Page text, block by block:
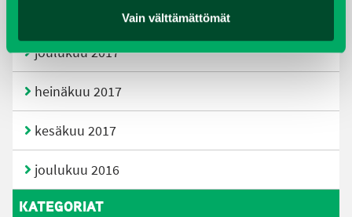
Vain välttämättömät
tammikuu 2018
joulukuu 2017
heinäkuu 2017
kesäkuu 2017
joulukuu 2016
KATEGORIAT